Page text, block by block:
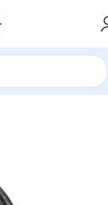
PATCH CORD